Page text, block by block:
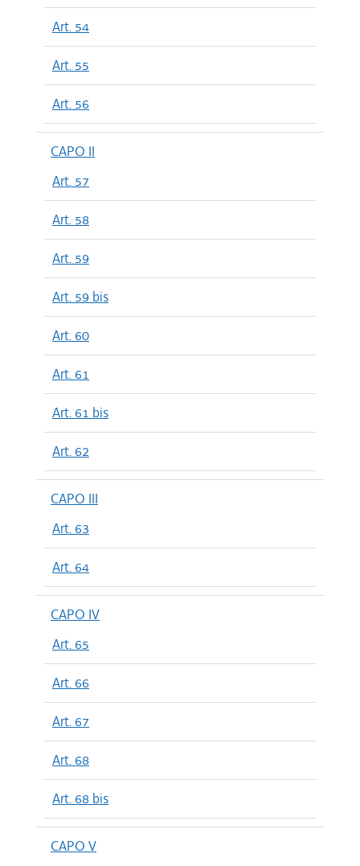
Art. 54
Art. 55
Art. 56
CAPO II
Art. 57
Art. 58
Art. 59
Art. 59 bis
Art. 60
Art. 61
Art. 61 bis
Art. 62
CAPO III
Art. 63
Art. 64
CAPO IV
Art. 65
Art. 66
Art. 67
Art. 68
Art. 68 bis
CAPO V